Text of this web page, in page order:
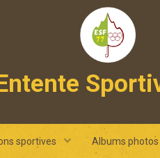
sportives Albums photos